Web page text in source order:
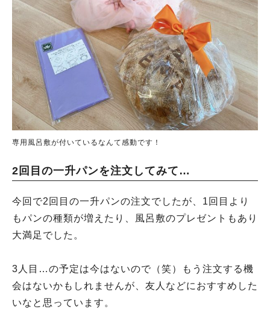
専用風呂敷が付いているなんて感動です！
2回目の一升パンを注文してみて…
今回で2回目の一升パンの注文でしたが、1回目より
もパンの種類が増えたり、風呂敷のプレゼントもあり
大満足でした。
3人目…の予定は今はないので（笑）もう注文する機
会はないかもしれませんが、友人などにおすすめした
いなと思っています。